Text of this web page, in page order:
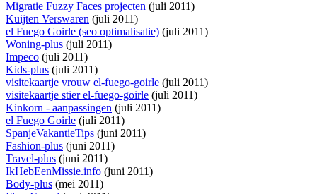
Migratie Fuzzy Faces projecten (juli 2011)
Kuijten Verswaren (juli 2011)
el Fuego Goirle (seo optimalisatie) (juli 2011)
Woning-plus (juli 2011)
Impeco (juli 2011)
Kids-plus (juli 2011)
visitekaartje vrouw el-fuego-goirle (juli 2011)
visitekaartje stier el-fuego-goirle (juli 2011)
Kinkorn - aanpassingen (juli 2011)
el Fuego Goirle (juli 2011)
SpanjeVakantieTips (juni 2011)
Fashion-plus (juni 2011)
Travel-plus (juni 2011)
IkHebEenMissie.info (juni 2011)
Body-plus (mei 2011)